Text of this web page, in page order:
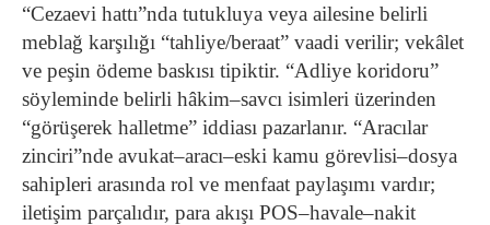
“Cezaevi hattı”nda tutukluya veya ailesine belirli
meblağ karşılığı “tahliye/beraat” vaadi verilir; vekâlet
ve peşin ödeme baskısı tipiktir. “Adliye koridoru”
söyleminde belirli hâkim–savcı isimleri üzerinden
“görüşerek halletme” iddiası pazarlanır. “Aracılar
zinciri”nde avukat–aracı–eski kamu görevlisi–dosya
sahipleri arasında rol ve menfaat paylaşımı vardır;
iletişim parçalıdır, para akışı POS–havale–nakit